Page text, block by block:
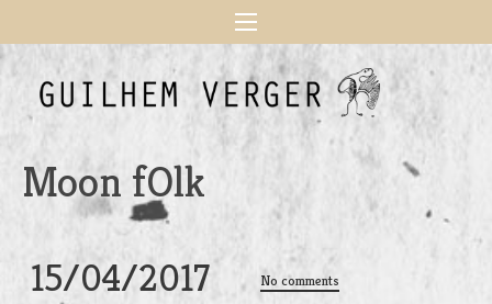
Moon fOlk
15/04/2017 No comments